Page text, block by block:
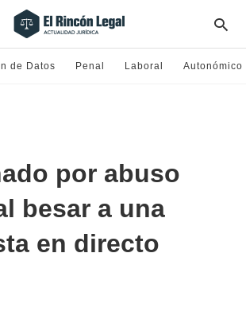
de Datos Penal Laboral Autonómico
por abuso
besar a una
en directo